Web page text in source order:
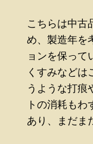
こちらは中古
め、製造年を
ョンを保って
くすみなどは
うような打痕
トの消耗も
あり、まだま